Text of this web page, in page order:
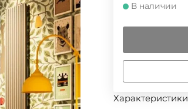
В наличии
Характеристики